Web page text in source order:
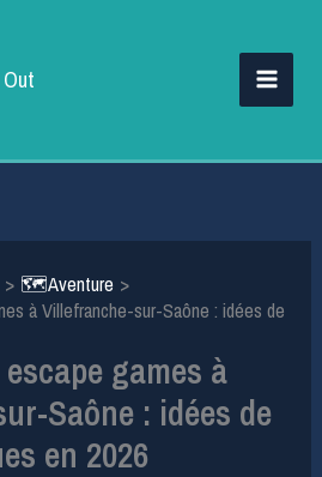
🗺️Aventure
à Villefranche-sur-Saône : idées de
games à
Saône : idées de
en 2026